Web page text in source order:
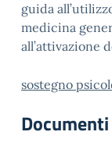
guida
medicina
all’attivazione
sostegno
Documenti